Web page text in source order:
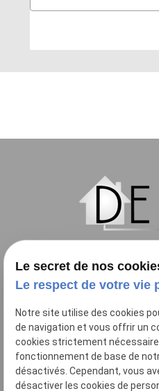
04 81
Le secret de nos
Le respect de votre vie
Notre site utilise des cookies
de navigation et vous offrir un
cookies strictement
fonctionnement de base de
désactivés. Cependant, vous
désactiver les cookies de